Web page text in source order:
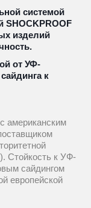
системой
SHOCKPROOF
изделий
от УФ-
к
американским
Стойкость к УФ-
сайдингом
европейской